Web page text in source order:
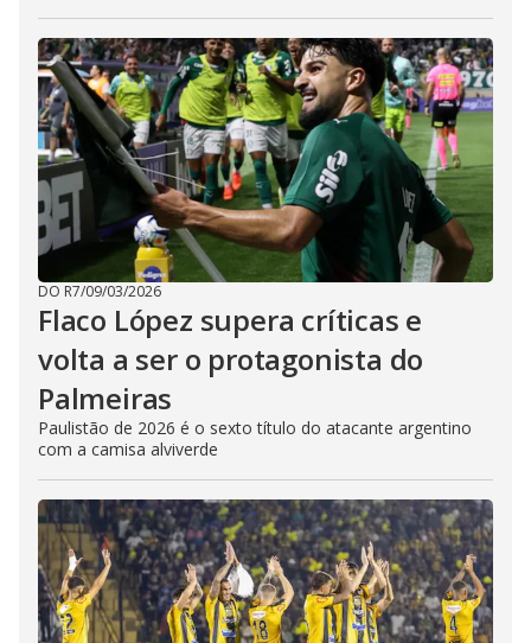
DO R7/09/03/2026
Flaco López supera críticas e
volta a ser o protagonista do
Palmeiras
Paulistão de 2026 é o sexto título do atacante argentino
com a camisa alviverde